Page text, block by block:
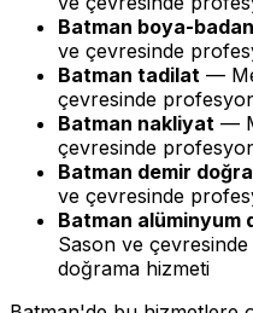
Batman boya-
ve çevresinde
Batman tadilat —
çevresinde
Batman nakliyat —
çevresinde
Batman demir
ve çevresinde
Batman alüminyum
Sason ve
doğrama hizmeti